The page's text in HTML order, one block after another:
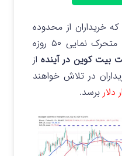
خریداران از محدوده
و میانگین متحرک نمایی ۵۰ روزه
بیت کوین در آینده از
در تلاش خواهند
برسد.